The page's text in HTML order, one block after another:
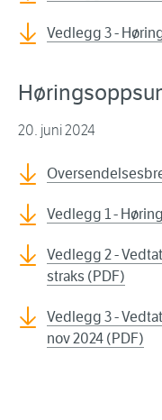
Vedlegg 3 -
20. juni 2024
Vedlegg 1 -
Vedlegg 2 -
straks (PDF)
Vedlegg 3 -
nov 2024 (PDF)